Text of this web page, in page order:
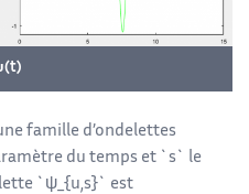
famille d’ondelettes
du temps et `s` le
`ψ_{u,s}` est